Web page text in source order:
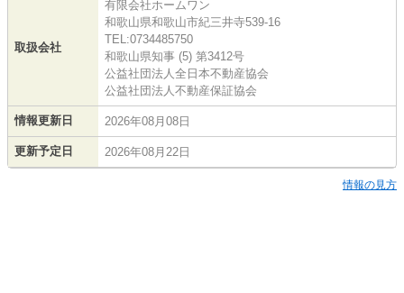
取扱会社
有限会社ホームワン
和歌山県和歌山市紀三井寺539-16
TEL:0734485750
和歌山県知事 (5) 第3412号
公益社団法人全日本不動産協会
公益社団法人不動産保証協会
情報更新日 2026年08月08日
更新予定日 2026年08月22日
情報の見方